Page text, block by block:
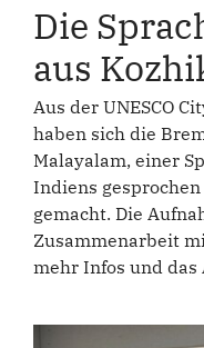
Die
aus
Aus der UNESCO
haben sich die
Malayalam, einer
Indiens
gemacht. Die
Zusammenarbeit
mehr Infos und